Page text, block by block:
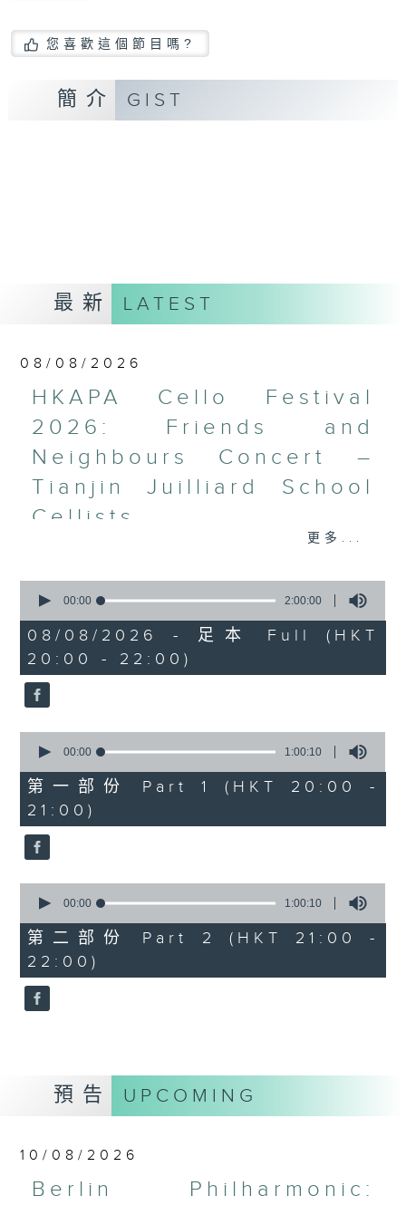
您喜歡這個節目嗎?
簡介 GIST
最新 LATEST
08/08/2026
HKAPA Cello Festival
2026: Friends and
Neighbours Concert –
Tianjin Juilliard School
Cellists
HKAPA Cello Festival 2026:
Cellists
Huiying Cao, Youran Chen, Yikai
Guo, Hwayoung Joo, Jooahn Yoo,
Ziyu Zhang (cello)
Aleksandr Tiumentsev (piano)
BWV1011 (25’)
Nadia BOULANGER
Three Pieces for Cello and Piano
(8’)
RACHMANINOV
Cello Sonata in D minor, Op. 40
(28’)
Donqing FANG
Lin Chong, Op. 37 (8’)
BRAHMS
Requiem, Op. 66 (8’)
Rossini’s Mosè in Egitto (arr. for 4
Presented by The Hong Kong
更多...
seconds
2
hours,
0
seconds
00:00 2:00:00
08/08/2026 - 足本 Full (HKT
20:00 - 22:00)
seconds
1
hour,
10
seconds
00:00 1:00:10
第一部份 Part 1 (HKT 20:00 -
21:00)
seconds
1
hour,
10
seconds
00:00 1:00:10
第二部份 Part 2 (HKT 21:00 -
22:00)
預告 UPCOMING
10/08/2026
Berlin Philharmonic: